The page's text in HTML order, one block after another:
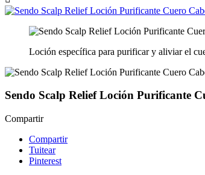
Loción específica para purificar y aliviar el
Sendo Scalp Relief Loción Purificante
Compartir
Compartir
Tuitear
Pinterest